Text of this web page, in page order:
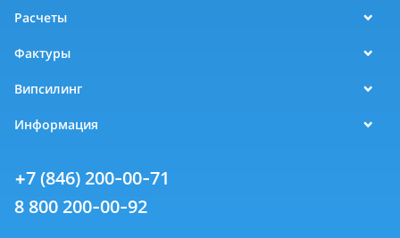
Расчеты
Фактуры
Випсилинг
Информация
+7 (846) 200-00-71
8 800 200-00-92